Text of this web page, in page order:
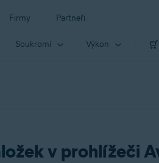
Firmy Partneři
Soukromí Výkon
v prohlížeči